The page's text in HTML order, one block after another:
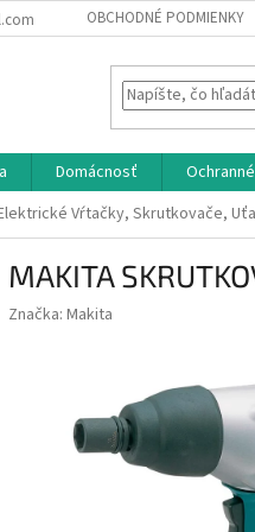
OBCHODNÉ PODMIENKY
Domácnosť
Vŕtačky, Skrutkovače,
MAKITA
Značka: Makita